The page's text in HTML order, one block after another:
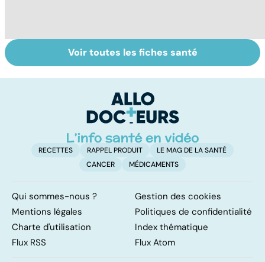
Tout savoir sur
les infections
Covid-19 : tout
savoir sur la
Voir toutes les fiches santé
RECETTES RAPPEL PRODUIT
LE MAG DE LA SANTÉ
CANCER
MÉDICAMENTS
Qui sommes-nous ?
Gestion des cookies
Mentions légales
Politiques de confidentialité
Charte d'utilisation
Index thématique
Flux RSS
Flux Atom